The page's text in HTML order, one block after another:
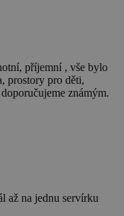
příjemní , vše bylo
prostory pro děti,
známým.
až na jednu servírku